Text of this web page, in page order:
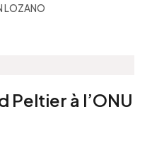
LOZANO
Peltier à l’ONU